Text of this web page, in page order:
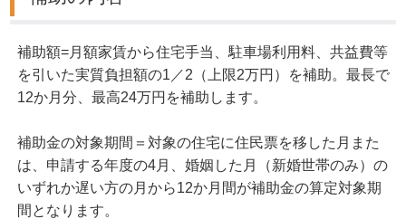
補助額=月額家賃から住宅手当、駐車場利用料、共益費等
を引いた実質負担額の1／2（上限2万円）を補助。最長で
12か月分、最高24万円を補助します。
補助金の対象期間＝対象の住宅に住民票を移した月また
は、申請する年度の4月、婚姻した月（新婚世帯のみ）の
いずれか遅い方の月から12か月間が補助金の算定対象期
間となります。